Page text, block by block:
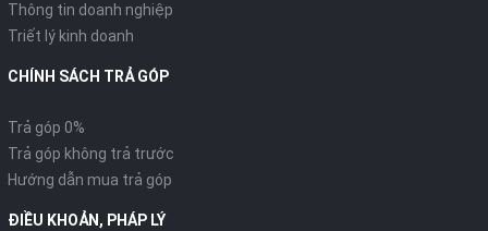
Thông tin doanh nghiệp
Triết lý kinh doanh
CHÍNH SÁCH TRẢ GÓP
Trả góp 0%
Trả góp không trả trước
Hướng dẫn mua trả góp
ĐIỀU KHOẢN, PHÁP LÝ